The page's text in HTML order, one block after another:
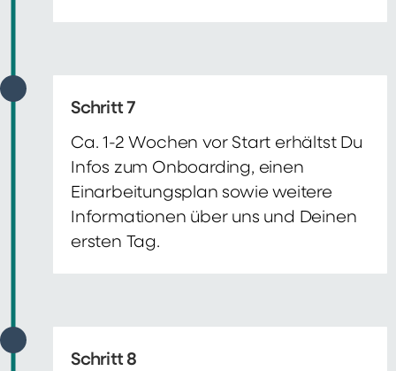
Schritt 7
Ca. 1-2 Wochen vor Start erhältst Du
Infos zum Onboarding, einen
Einarbeitungsplan sowie weitere
Informationen über uns und Deinen
ersten Tag.
Schritt 8